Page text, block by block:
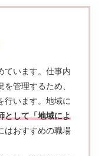
ています。仕事内
管理するため、
行います。地域に
として「地域によ
はおすすめの職場